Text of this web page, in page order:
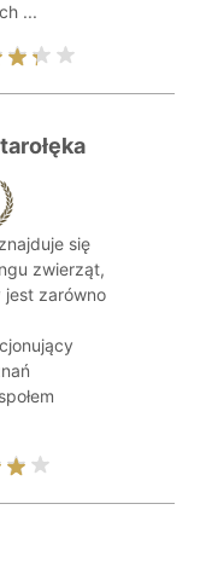
...
się
zwierząt,
jest zarówno